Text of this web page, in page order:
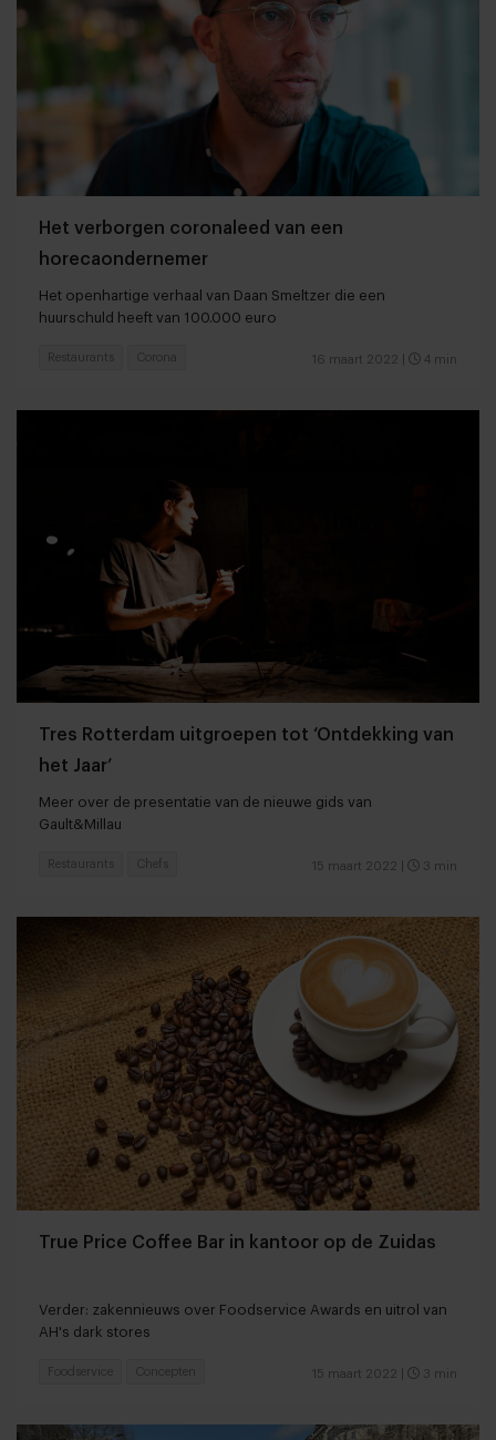
Het verborgen coronaleed van een
horecaondernemer
Het openhartige verhaal van Daan Smeltzer die een
huurschuld heeft van 100.000 euro
16 maart 2022 4 min
Restaurants Corona
Tres Rotterdam uitgroepen tot ‘Ontdekking van
het Jaar’
Meer over de presentatie van de nieuwe gids van
Gault&Millau
15 maart 2022 3 min
Restaurants Chefs
True Price Coffee Bar in kantoor op de Zuidas
Verder: zakennieuws over Foodservice Awards en uitrol van
AH's dark stores
15 maart 2022 3 min
Foodservice Concepten